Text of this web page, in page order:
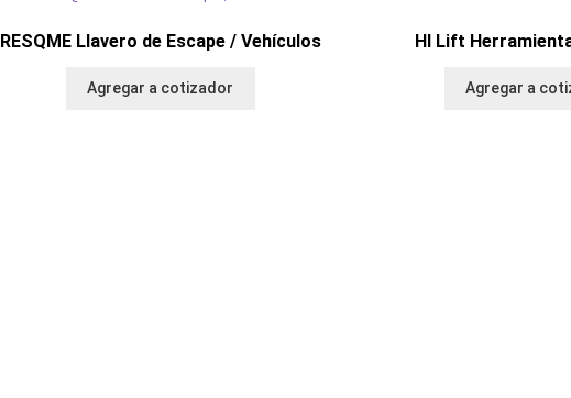
RESQME Llavero de Escape / Vehículos
Agregar a cotizador
HI Lift
Agregar a